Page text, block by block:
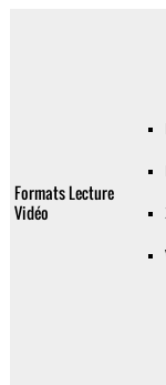
Formats Lecture
Vidéo